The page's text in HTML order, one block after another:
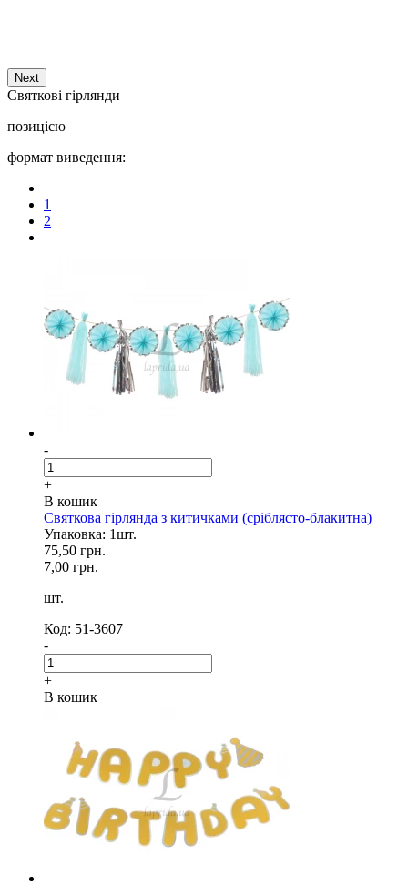
Next
Cвяткові гірлянди
позицією
формат виведення:
1
2
-
+
В кошик
Святкова гірлянда з китичками (сріблясто-блакитна)
Упаковка: 1шт.
75,50 грн.
7,00 грн.
шт.
Код: 51-3607
-
+
В кошик